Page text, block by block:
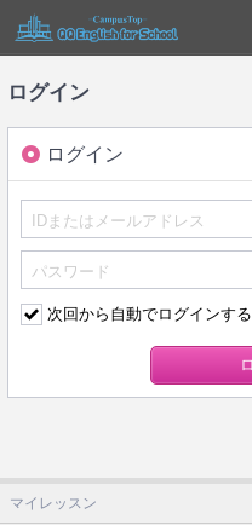
ログイン
ログイン
次回から自動でログインする
マイレッスン